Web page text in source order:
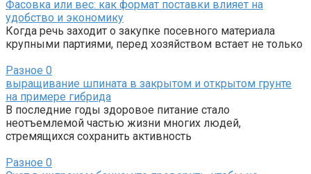
Фасовка или вес: как формат поставки влияет на
удобство и экономику
Когда речь заходит о закупке посевного материала
крупными партиями, перед хозяйством встает не только
Разное 0
выращивание шпината в закрытом и открытом грунте
на примере гибрида
В последние годы здоровое питание стало
неотъемлемой частью жизни многих людей,
стремящихся сохранить активность
Разное 0